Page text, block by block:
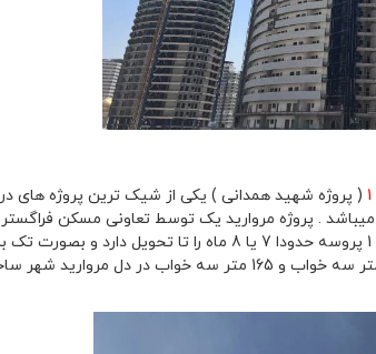
( پروژه شهید همدانی ) یکی از شیک ترین پروژه های
تعاونی مسکن لشگر 27 ) در حال ساخت میباشد . تحویل پروزه مروارید 1 پروسه حدودا 7 یا 8
است. پروژه مروارید 1 در قالب چهار تیپ واحد 135 متر سه خواب 150 متر سه خواب و 165 متر